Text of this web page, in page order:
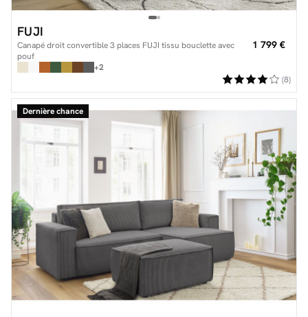
FUJI
Canapé droit convertible 3 places FUJI tissu bouclette avec
pouf
1 799 €
+2
(8)
Dernière chance